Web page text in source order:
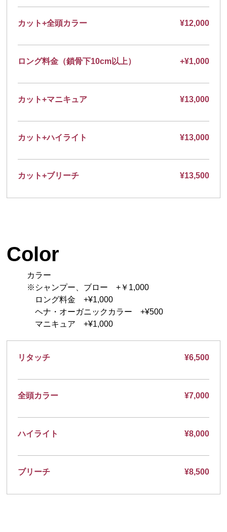
カット+全頭カラー ¥12,000
ロング料金（鎖骨下10cm以上） +¥1,000
カット+マニキュア ¥13,000
カット+ハイライト ¥13,000
カット+ブリーチ ¥13,500
Color
カラー
※シャンプー、ブロー +￥1,000
ロング料金 +¥1,000
ヘナ・オーガニックカラー +¥500
マニキュア +¥1,000
リタッチ ¥6,500
全頭カラー ¥7,000
ハイライト ¥8,000
ブリーチ ¥8,500